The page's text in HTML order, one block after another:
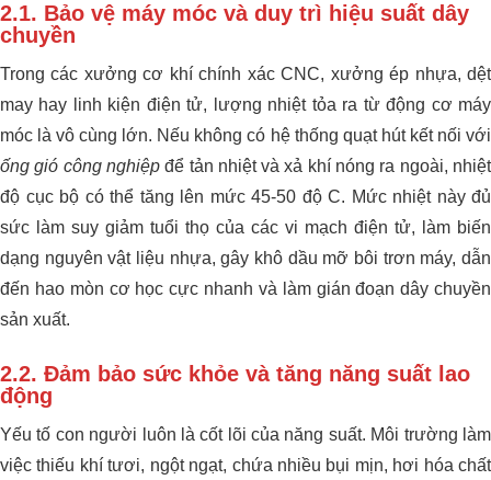
2.1. Bảo vệ máy móc và duy trì hiệu suất dây
chuyền
Trong các xưởng cơ khí chính xác CNC, xưởng ép nhựa, dệt
may hay linh kiện điện tử, lượng nhiệt tỏa ra từ động cơ máy
móc là vô cùng lớn. Nếu không có hệ thống quạt hút kết nối với
ống gió công nghiệpđể tản nhiệt và xả khí nóng ra ngoài, nhiệt
độ cục bộ có thể tăng lên mức 45-50 độ C. Mức nhiệt này đủ
sức làm suy giảm tuổi thọ của các vi mạch điện tử, làm biến
dạng nguyên vật liệu nhựa, gây khô dầu mỡ bôi trơn máy, dẫn
đến hao mòn cơ học cực nhanh và làm gián đoạn dây chuyền
sản xuất.
2.2. Đảm bảo sức khỏe và tăng năng suất lao
động
Yếu tố con người luôn là cốt lõi của năng suất. Môi trường làm
việc thiếu khí tươi, ngột ngạt, chứa nhiều bụi mịn, hơi hóa chất